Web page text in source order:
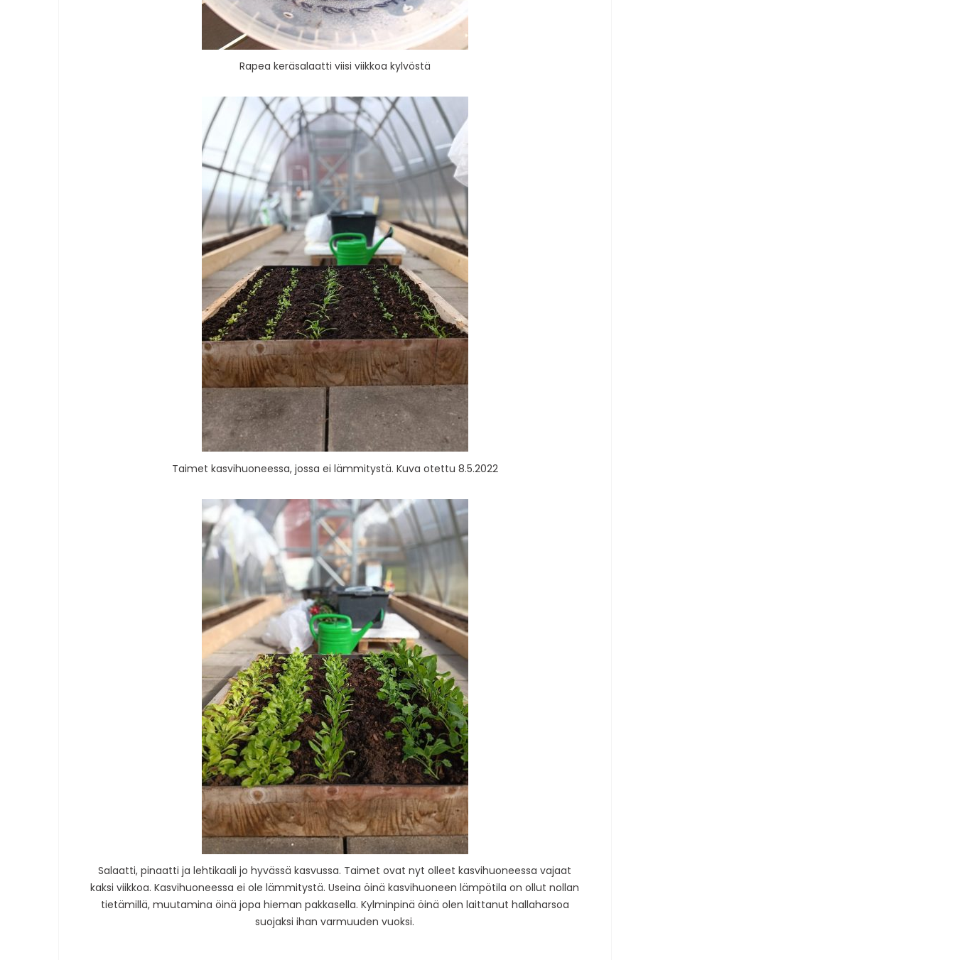
Rapea keräsalaatti viisi viikkoa kylvöstä
Taimet kasvihuoneessa, jossa ei lämmitystä. Kuva otettu 8.5.2022
Salaatti, pinaatti ja lehtikaali jo hyvässä kasvussa. Taimet ovat nyt olleet kasvihuoneessa vajaat
kaksi viikkoa. Kasvihuoneessa ei ole lämmitystä. Useina öinä kasvihuoneen lämpötila on ollut nollan
tietämillä, muutamina öinä jopa hieman pakkasella. Kylminpinä öinä olen laittanut hallaharsoa
suojaksi ihan varmuuden vuoksi.